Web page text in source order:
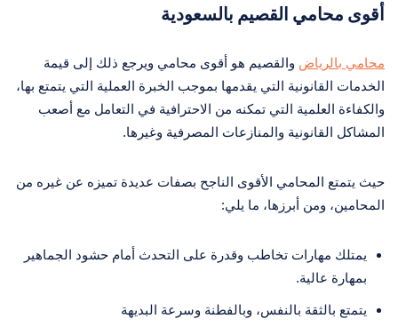
أقوى محامي القصيم بالسعودية
محامي بالرياض والقصيم هو أقوى محامي ويرجع ذلك إلى قيمة
الخدمات القانونية التي يقدمها بموجب الخبرة العملية التي يتمتع بها،
والكفاءة العلمية التي تمكنه من الاحترافية في التعامل مع أصعب
المشاكل القانونية والمنازعات المصرفية وغيرها.
حيث يتمتع المحامي الأقوى الناجح بصفات عديدة تميزه عن غيره من
المحامين، ومن أبرزها، ما يلي:
يمتلك مهارات تخاطب وقدرة على التحدث أمام حشود الجماهير
بمهارة عالية.
يتمتع بالثقة بالنفس، وبالفطنة وسرعة البديهة